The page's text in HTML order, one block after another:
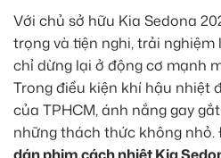
Với chủ sở hữu Kia Sedona
trọng và tiện nghi, trải
chỉ dừng lại ở động cơ mạnh
Trong điều kiện khí hậu nhiệt
của TPHCM, ánh nắng gay
những thách thức không